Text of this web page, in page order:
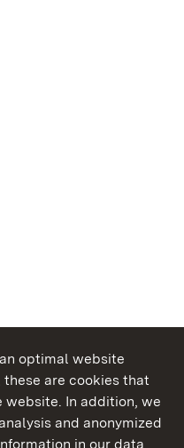
optimal website
are cookies that
website. In addition, we
and anonymized
in our data
Baden-Wuerttemberg